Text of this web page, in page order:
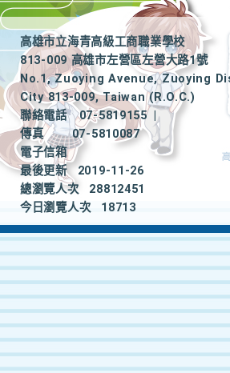
高雄市立海青高級工商職業學校
813-009 高雄市左營區左營大路1號
No.1, Zuoying Avenue, Zuoying
City 813-009, Taiwan (R.O.C.)
聯絡電話
07-5819155
|
傳真
07-5810087
電子信箱
最後更新
2019-11-26
總瀏覽人次
28812451
今日瀏覽人次
18713